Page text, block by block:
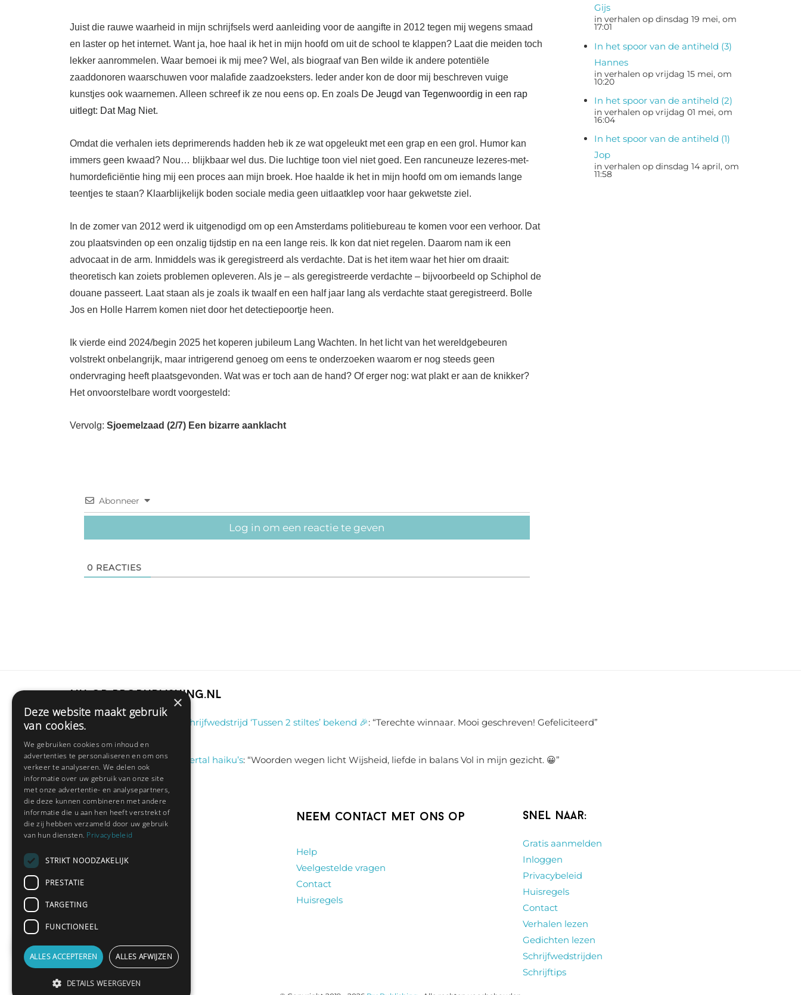
Juistdie rauwe waarheid in mijn schrijfsels werd aanleiding voor de aangifte in 2012 tegen mij wegens smaad
en laster op het internet. Want ja, hoe haal ik het in mijn hoofd om uit de school te klappen? Laat die meiden toch
lekker aanrommelen. Waar bemoei ik mij mee? Wel, als biograaf van Ben wilde ik andere potentiële
zaaddonoren waarschuwen voor malafide zaadzoeksters. Ieder ander kon de door mij beschreven vuige
kunstjes ook waarnemen. Alleen schreef ik ze nou eens op. En zoals De Jeugd van Tegenwoordig in een rap
uitlegt: Dat Mag Niet.
Omdat die verhalen iets deprimerends hadden heb ik ze wat opgeleukt met een grap en een grol. Humor kan
immers geen kwaad? Nou… blijkbaar wel dus. Die luchtige toon viel niet goed. Een rancuneuze lezeres-met-
humordeficiëntie hing mij een proces aan mijn broek. Hoe haalde ik het in mijn hoofd om om iemands lange
teentjes te staan? Klaarblijkelijk boden sociale media geen uitlaatklep voor haar gekwetste ziel .
In de zomer van 2012 werd ik uitgenodigd om op een Amsterdams politiebureau te komen voor een verhoor. Dat
zou plaatsvinden op een onzalig tijdstip en na een lange reis. Ik kon dat niet regelen. Daarom nam ik een
advocaat in de arm. Inmiddels was ik geregistreerd als verdachte. Dat is het item waar het hier om draait:
theoretisch kan zoiets problemen opleveren. Als je – als geregistreerde verdachte – bijvoorbeeld op Schiphol de
douane passeert. Laat staan als je zoals ik twaalf en een half jaar lang als verdachte staat geregistreerd. Bolle
Jos en Holle Harrem komen niet door hetdetectiepoortje heen.
Ik vierde eind 2024/begin 2025 hetkoperen jubileum Lang Wachten. In het licht van het wereldgebeuren
volstrekt onbelangrijk, maar intrigerend genoeg om eens te onderzoeken waarom er nog steeds geen
ondervraging heeft plaatsgevonden. Wat was er toch aan de hand? Of erger nog: wat plakt er aan de knikker?
Het onvoorstelbare wordt voorgesteld:
Vervolg: Sjoemelzaad (2/7) Een bizarre aanklacht
Abonneer
Log in om een reactie te geven
0 REACTIES
Gijs
in verhalen op dinsdag 19 mei, om
17:01
In het spoor van de antiheld (3)
Hannes
in verhalen op vrijdag 15 mei, om
10:20
In het spoor van de antiheld (2)
in verhalen op vrijdag 01 mei, om
16:04
In het spoor van de antiheld (1)
Jop
in verhalen op dinsdag 14 april, om
11:58
Nu op Propublishing.nl
on Winnaar schrijfwedstrijd ‘Tussen 2 stiltes’ bekend 🎉: “Terechte winnaar. Mooi geschreven! Gefeliciteerd”
Sas schrijftonEen viertal haiku’s: “Woorden wegen licht Wijsheid, liefde in balans Vol in mijn gezicht. 😀”
jul 9, 13:46
Nieuwste leden:
Barnabasje
Hedianne
Desi198830
yvespf
Neem contact met ons op
Help
Veelgestelde vragen
Contact
Huisregels
Snel naar:
Gratis aanmelden
Inloggen
Privacybeleid
Huisregels
Contact
Verhalen lezen
Gedichten lezen
Schrijfwedstrijden
Schrijftips
×
Deze website maakt gebruik
van cookies.
We gebruiken cookies om inhoud en
advertenties te personaliseren en om ons
verkeer te analyseren. We delen ook
informatie over uw gebruik van onze site
met onze advertentie- en analysepartners,
die deze kunnen combineren met andere
informatie die u aan hen heeft verstrekt of
die zij hebben verzameld door uw gebruik
van hun diensten. Privacybeleid
STRIKT NOODZAKELIJK
PRESTATIE
TARGETING
FUNCTIONEEL
ALLES ACCEPTEREN ALLES AFWIJZEN
DETAILS WEERGEVEN